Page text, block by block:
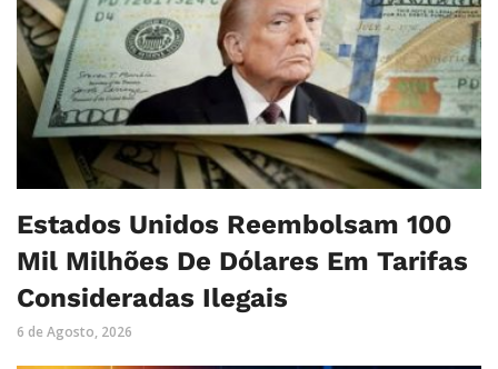
Estados Unidos Reembolsam 100
Mil Milhões De Dólares Em Tarifas
Consideradas Ilegais
6 de Agosto, 2026